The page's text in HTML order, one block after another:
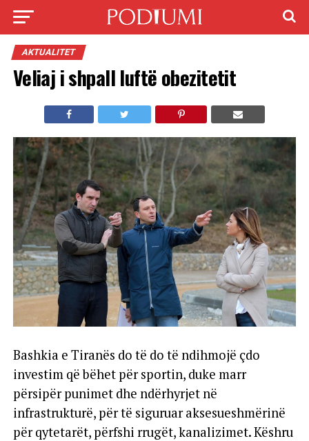
AKTUALITET
Veliaj i shpall luftë obezitetit
Bashkia e Tiranës do të do të ndihmojë çdo
investim që bëhet për sportin, duke marr
përsipër punimet dhe ndërhyrjet në
infrastrukturë, për të siguruar aksesueshmërinë
për qytetarët, përfshi rrugët, kanalizimet. Këshru